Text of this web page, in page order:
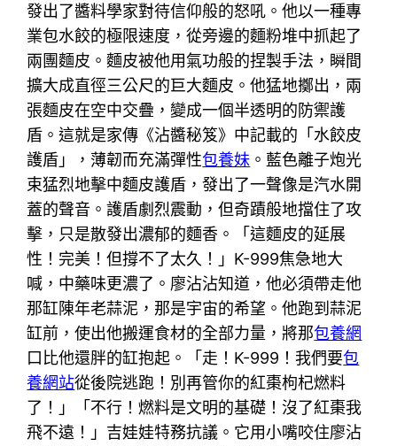
發出了醬料學家對待信仰般的怒吼。他以一種專
業包水餃的極限速度，從旁邊的麵粉堆中抓起了
兩團麵皮。麵皮被他用氣功般的捏製手法，瞬間
擴大成直徑三公尺的巨大麵皮。他猛地擲出，兩
張麵皮在空中交疊，變成一個半透明的防禦護
盾。這就是家傳《沾醬秘笈》中記載的「水餃皮
護盾」，薄韌而充滿彈性包養妹 。藍色離子炮光
束猛烈地擊中麵皮護盾，發出了一聲像是汽水開
蓋的聲音。護盾劇烈震動，但奇蹟般地擋住了攻
擊，只是散發出濃郁的麵香。「這麵皮的延展
性！完美！但撐不了太久！」K-999焦急地大
喊，中藥味更濃了。廖沾沾知道，他必須帶走他
那缸陳年老蒜泥，那是宇宙的希望。他跑到蒜泥
缸前，使出他搬運食材的全部力量，將那包養網
口比他還胖的缸抱起。「走！K-999！我們要包
養網站從後院逃跑！別再管你的紅棗枸杞燃料
了！」「不行！燃料是文明的基礎！沒了紅棗我
飛不遠！」吉娃娃特務抗議。它用小嘴咬住廖沾